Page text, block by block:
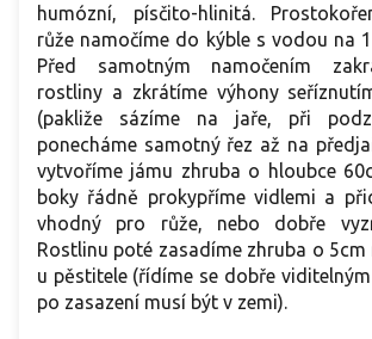
humózní, písčito-hlinitá.
růže namočíme do kýble s vodou na
Před samotným namočením
rostliny a zkrátíme výhony
(pakliže sázíme na jaře, při
ponecháme samotný řez až na
vytvoříme jámu zhruba o hloubce
boky řádně prokypříme vidlemi a
vhodný pro růže, nebo dobře
Rostlinu poté zasadíme zhruba o 5cm
u pěstitele (řídíme se dobře
po zasazení musí být v zemi).